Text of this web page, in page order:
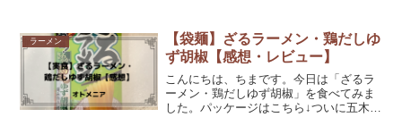
です！それでは詳しく見ていきましょ
う！辛ラーメンBL...
ラーメン
【袋麺】ざるラーメン・鶏だしゆ
ず胡椒【感想・レビュー】
こんにちは、ちまです。今日は「ざるラ
ーメン・鶏だしゆず胡椒」を食べてみま
した。パッケージはこちら↓ついに五木食